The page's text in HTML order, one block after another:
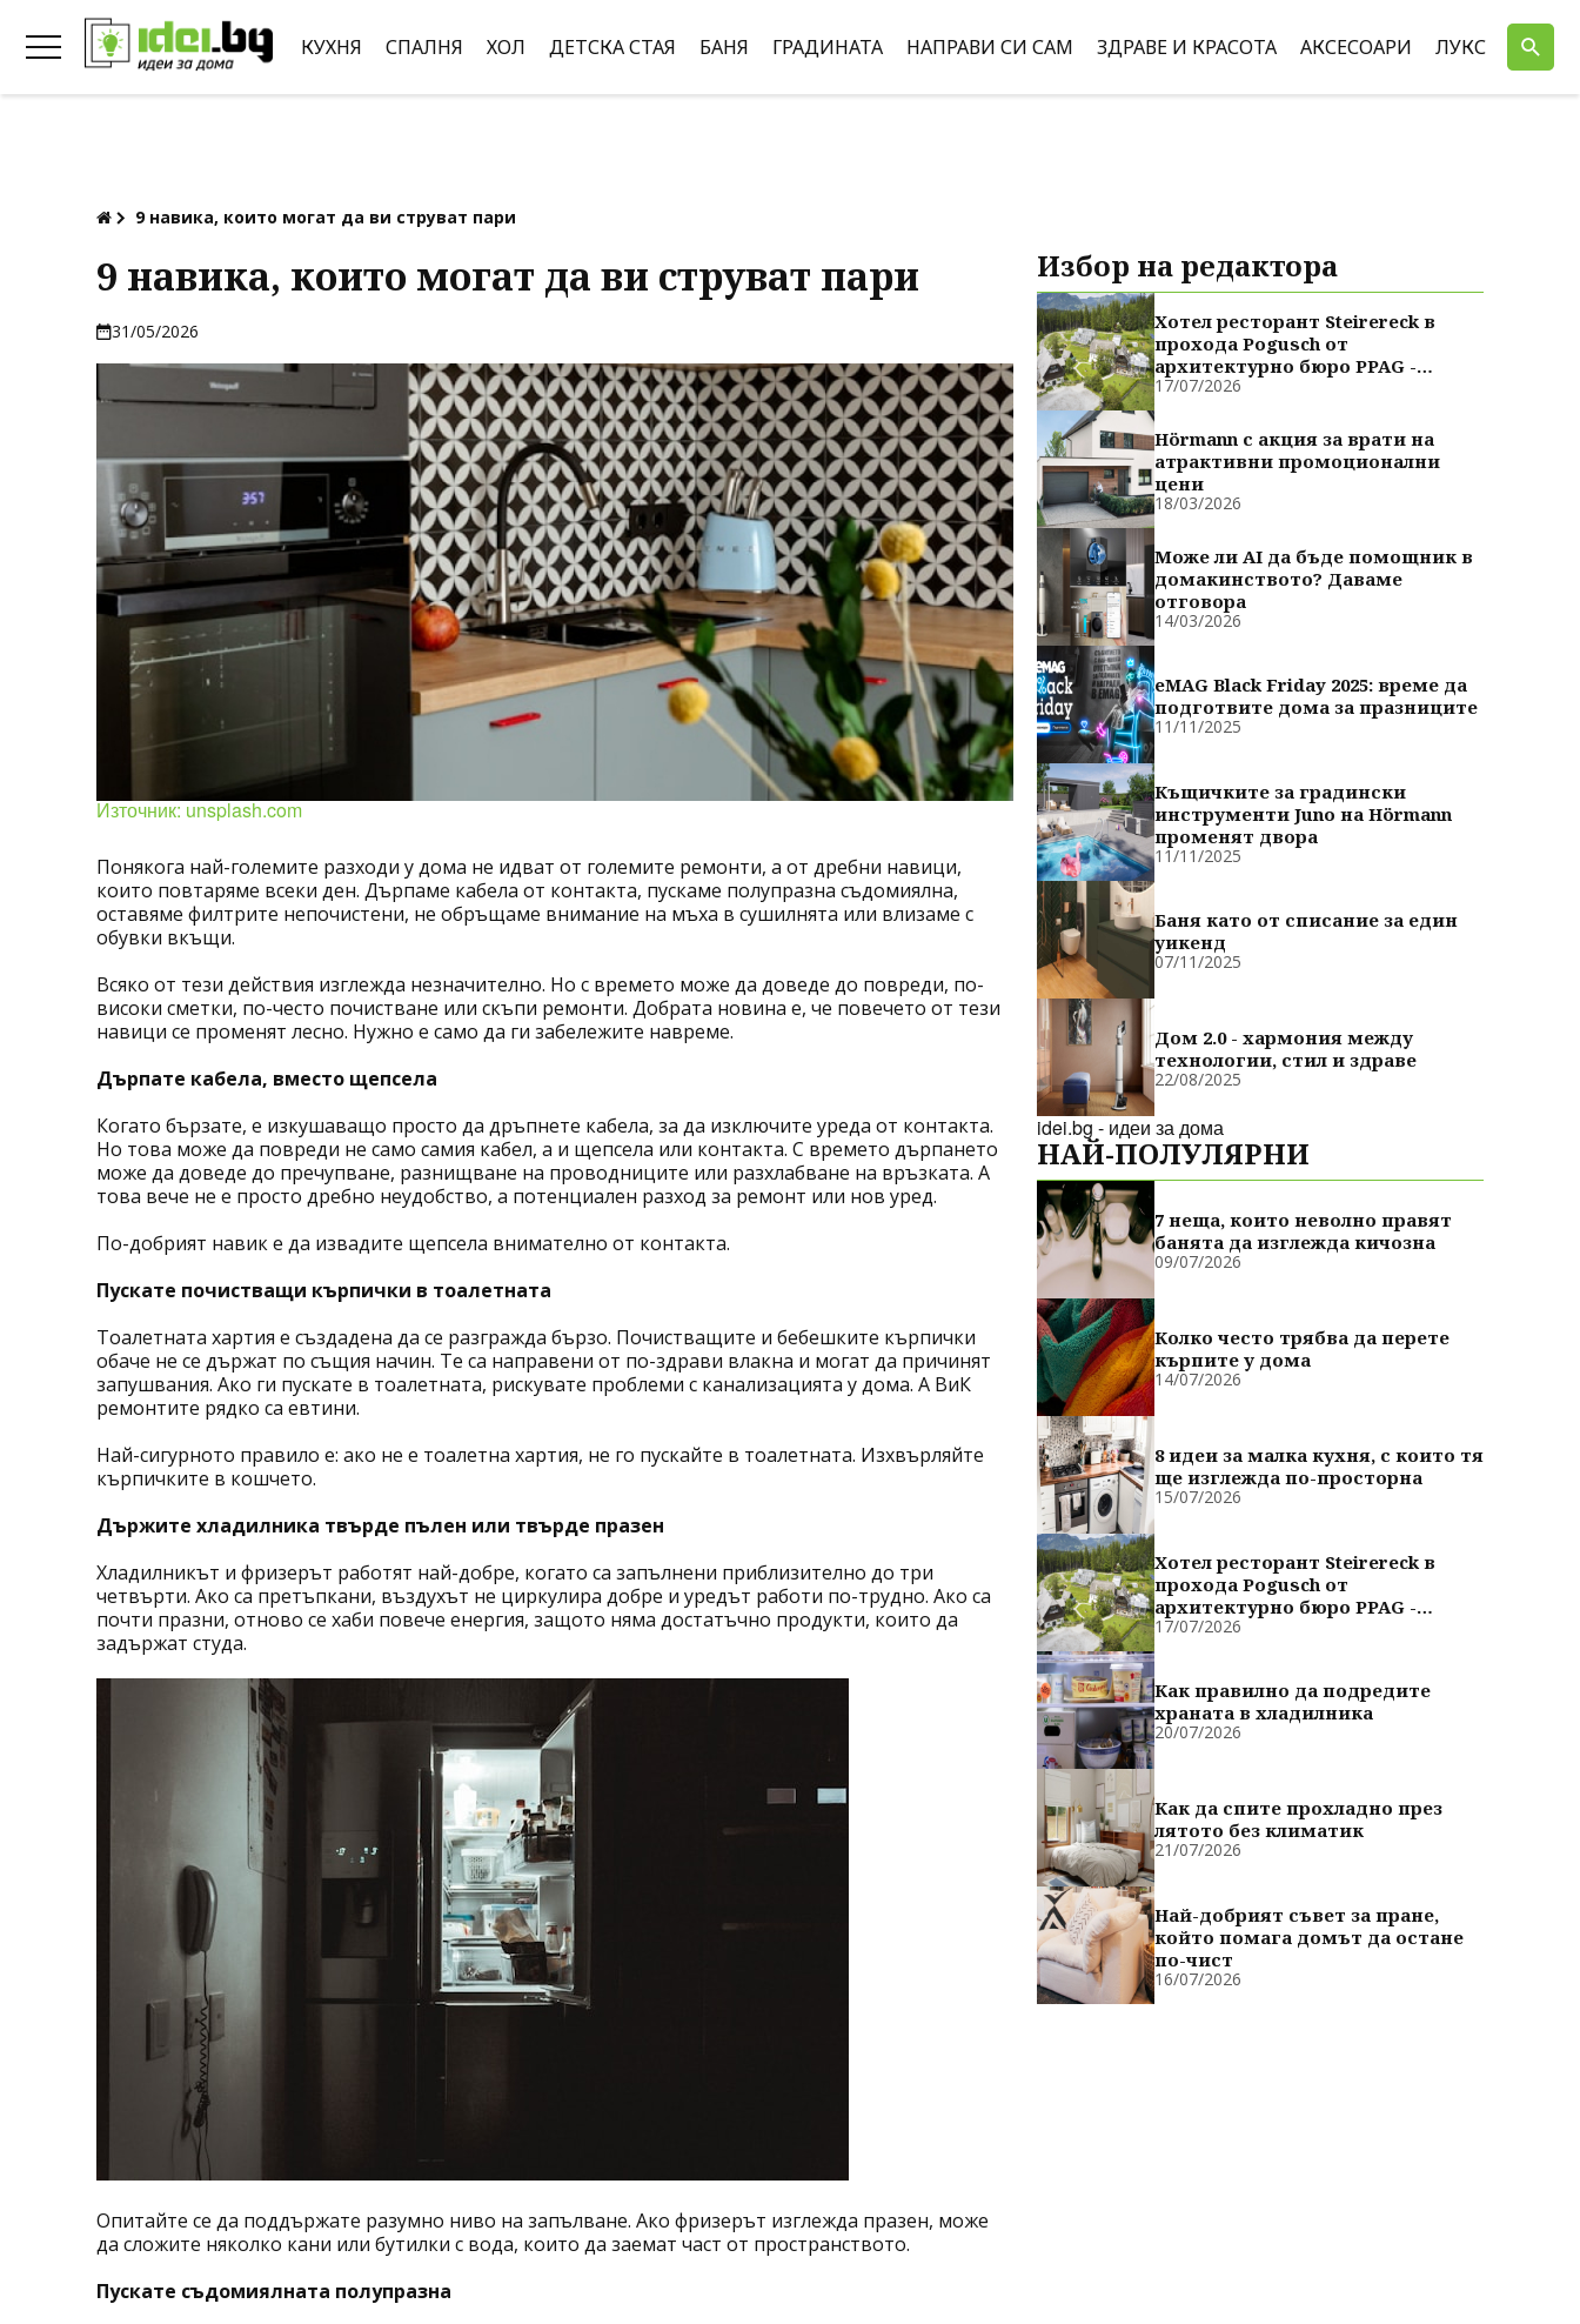
КУХНЯ СПАЛНЯ ХОЛ ДЕТСКА СТАЯ БАНЯ ГРАДИНАТА НАПРАВИ СИ САМ ЗДРАВЕ И КРАСОТА АКСЕСОАРИ ЛУКС
9 навика, които могат да ви струват пари
9 навика, които могат да ви струват пари
31/05/2026
Източник: unsplash.com
Понякога най-големите разходи у дома не идват от големите ремонти, а от дребни навици,
които повтаряме всеки ден. Дърпаме кабела от контакта, пускаме полупразна съдомиялна,
оставяме филтрите непочистени, не обръщаме внимание на мъха в сушилнята или влизаме с
обувки вкъщи.
Всяко от тези действия изглежда незначително. Но с времето може да доведе до повреди, по-
високи сметки, по-често почистване или скъпи ремонти. Добрата новина е, че повечето от тези
навици се променят лесно. Нужно е само да ги забележите навреме.
Дърпате кабела, вместо щепсела
Когато бързате, е изкушаващо просто да дръпнете кабела, за да изключите уреда от контакта.
Но това може да повреди не само самия кабел, а и щепсела или контакта. С времето дърпането
може да доведе до пречупване, разнищване на проводниците или разхлабване на връзката. А
това вече не е просто дребно неудобство, а потенциален разход за ремонт или нов уред.
По-добрият навик е да извадите щепсела внимателно от контакта.
Пускате почистващи кърпички в тоалетната
Тоалетната хартия е създадена да се разгражда бързо. Почистващите и бебешките кърпички
обаче не се държат по същия начин. Те са направени от по-здрави влакна и могат да причинят
запушвания. Ако ги пускате в тоалетната, рискувате проблеми с канализацията у дома. А ВиК
ремонтите рядко са евтини.
Най-сигурното правило е: ако не е тоалетна хартия, не го пускайте в тоалетната. Изхвърляйте
кърпичките в кошчето.
Държите хладилника твърде пълен или твърде празен
Хладилникът и фризерът работят най-добре, когато са запълнени приблизително до три
четвърти. Ако са претъпкани, въздухът не циркулира добре и уредът работи по-трудно. Ако са
почти празни, отново се хаби повече енергия, защото няма достатъчно продукти, които да
задържат студа.
Опитайте се да поддържате разумно ниво на запълване. Ако фризерът изглежда празен, може
да сложите няколко кани или бутилки с вода, които да заемат част от пространството.
Пускате съдомиялната полупразна
Избор на редактора
Хотел ресторант Steirereck в
прохода Pogusch от
архитектурно бюро PPAG -
духовно сродни
17/07/2026
Hörmann с акция за врати на
атрактивни промоционални
цени
18/03/2026
Може ли AI да бъде помощник в
домакинството? Даваме
отговора
14/03/2026
eMAG Black Friday 2025: време да
подготвите дома за празниците
11/11/2025
Къщичките за градински
инструменти Juno на Hörmann
променят двора
11/11/2025
Баня като от списание за един
уикенд
07/11/2025
Дом 2.0 - хармония между
технологии, стил и здраве
22/08/2025
idei.bg - идеи за дома
НАЙ-ПОЛУЛЯРНИ
7 неща, които неволно правят
банята да изглежда кичозна
09/07/2026
Колко често трябва да перете
кърпите у дома
14/07/2026
8 идеи за малка кухня, с които тя
ще изглежда по-просторна
15/07/2026
Хотел ресторант Steirereck в
прохода Pogusch от
архитектурно бюро PPAG -
духовно сродни
17/07/2026
Как правилно да подредите
храната в хладилника
20/07/2026
Как да спите прохладно през
лятото без климатик
21/07/2026
Най-добрият съвет за пране,
който помага домът да остане
по-чист
16/07/2026